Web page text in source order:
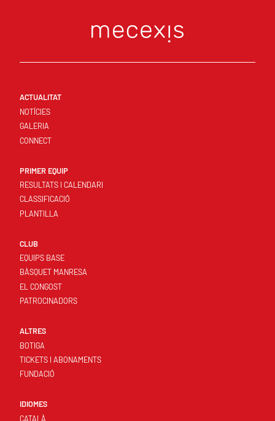
ACTUALITAT
NOTÍCIES
GALERIA
CONNECT
PRIMER EQUIP
RESULTATS I CALENDARI
CLASSIFICACIÓ
PLANTILLA
CLUB
EQUIPS BASE
BÀSQUET MANRESA
EL CONGOST
PATROCINADORS
ALTRES
BOTIGA
TICKETS I ABONAMENTS
FUNDACIÓ
IDIOMES
CATALÀ